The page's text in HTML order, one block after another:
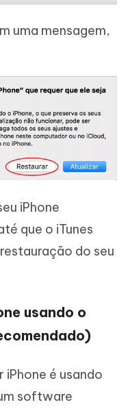
uma mensagem,
iPhone
que o iTunes
do seu
usando o
é usando
software